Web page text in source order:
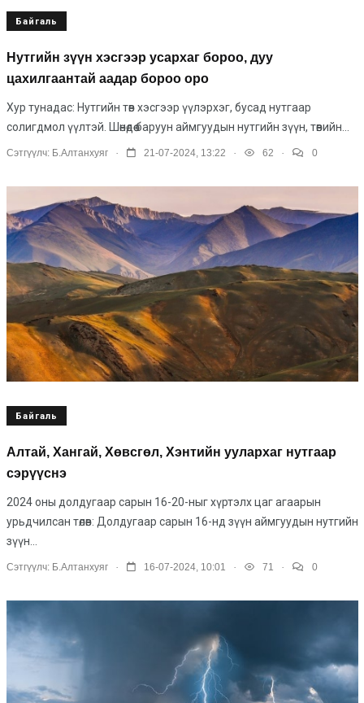
Байгаль
Нутгийн зүүн хэсгээр усархаг бороо, дуу
цахилгаантай аадар бороо оро
Хур тунадас: Нутгийн төв хэсгээр үүлэрхэг, бусад нутгаар
солигдмол үүлтэй. Шөнөдөө баруун аймгуудын нутгийн зүүн, төвийн...
Сэтгүүлч: Б.Алтанхуяг . 21-07-2024, 13:22 . 62 . 0
Байгаль
Алтай, Хангай, Хөвсгөл, Хэнтийн уулархаг нутгаар
сэрүүснэ
2024 оны долдугаар сарын 16-20-ныг хүртэлх цаг агаарын
урьдчилсан төлөв: Долдугаар сарын 16-нд зүүн аймгуудын нутгийн
зүүн...
Сэтгүүлч: Б.Алтанхуяг . 16-07-2024, 10:01 . 71 . 0